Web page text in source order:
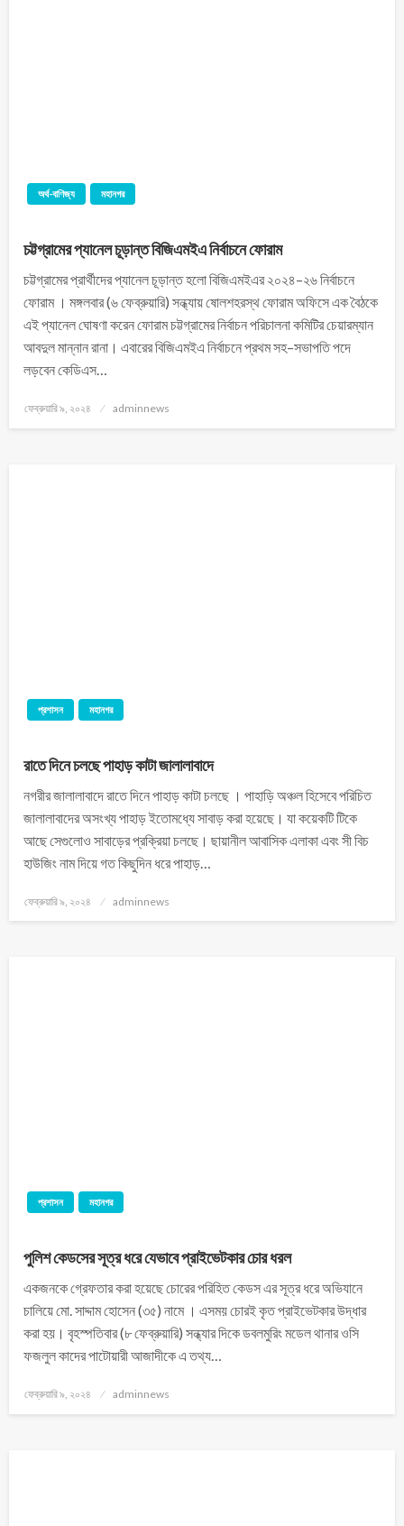
অর্থ-বাণিজ্য মহানগর
চট্টগ্রামের প্যানেল চূড়ান্ত বিজিএমইএ নির্বাচনে ফোরাম
চট্টগ্রামের প্রার্থীদের প্যানেল চূড়ান্ত হলো বিজিএমইএর ২০২৪–২৬ নির্বাচনে
ফোরাম । মঙ্গলবার (৬ ফেব্রুয়ারি) সন্ধ্যায় ষোলশহরস্থ ফোরাম অফিসে এক বৈঠকে
এই প্যানেল ঘোষণা করেন ফোরাম চট্টগ্রামের নির্বাচন পরিচালনা কমিটির চেয়ারম্যান
আবদুল মান্নান রানা। এবারের বিজিএমইএ নির্বাচনে প্রথম সহ–সভাপতি পদে
লড়বেন কেডিএস…
ফেব্রুয়ারি ৯, ২০২৪ adminnews
প্রশাসন মহানগর
রাতে দিনে চলছে পাহাড় কাটা জালালাবাদে
নগরীর জালালাবাদে রাতে দিনে পাহাড় কাটা চলছে । পাহাড়ি অঞ্চল হিসেবে পরিচিত
জালালাবাদের অসংখ্য পাহাড় ইতোমধ্যে সাবাড় করা হয়েছে। যা কয়েকটি টিকে
আছে সেগুলোও সাবাড়ের প্রক্রিয়া চলছে। ছায়ানীল আবাসিক এলাকা এবং সী বিচ
হাউজিং নাম দিয়ে গত কিছুদিন ধরে পাহাড়…
ফেব্রুয়ারি ৯, ২০২৪ adminnews
প্রশাসন মহানগর
পু‌লিশ কেডসের সূত্র ধরে যেভাবে প্রাইভেটকার চোর ধরল
একজনকে গ্রেফতার করা হয়েছে চোরের পরিহিত কেডস এর সূত্র ধরে অভিযানে
চালিয়ে মো. সাদ্দাম হোসেন (৩৫) নামে । এসময় চোরই কৃত প্রাইভেটকার উদ্ধার
করা হয়। বৃহস্পতিবার (৮ ফেব্রুয়ারি) সন্ধ্যার দিকে ডবলমুরিং মডেল থানার ওসি
ফজলুল কাদের পাটোয়ারী আজাদীকে এ তথ্য…
ফেব্রুয়ারি ৯, ২০২৪ adminnews